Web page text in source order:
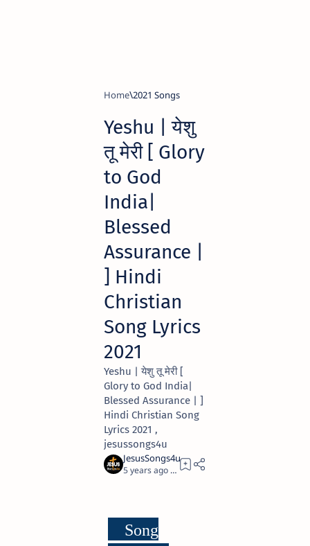
Home 2021 Songs
Yeshu | येशु
तू मेरी [ Glory
to God
India|
Blessed
Assurance |
] Hindi
Christian
Song Lyrics
2021
Yeshu | येशु तू मेरी [
Glory to God India|
Blessed Assurance | ]
Hindi Christian Song
Lyrics 2021 ,
jesussongs4u
5 years ago 4
Song